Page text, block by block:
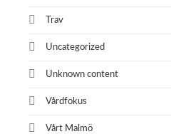
Trav
Uncategorized
Unknown content
Vårdfokus
Vårt Malmö